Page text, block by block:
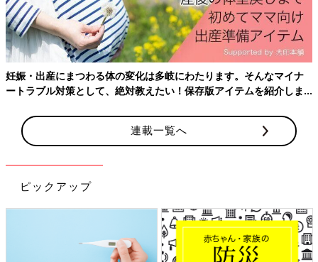
妊娠・出産にまつわる体の変化は多岐にわたります。そんなマイナ
ートラブル対策として、絶対教えたい！保存版アイテムを紹介しま
連載一覧へ
ピックアップ